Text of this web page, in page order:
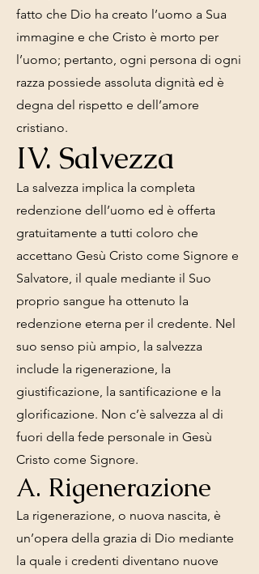
fatto che Dio ha creato l’uomo a Sua
immagine e che Cristo è morto per
l’uomo; pertanto, ogni persona di ogni
razza possiede assoluta dignità ed è
degna del rispetto e dell’amore
cristiano.
IV. Salvezza
La salvezza implica la completa
redenzione dell’uomo ed è offerta
gratuitamente a tutti coloro che
accettano Gesù Cristo come Signore e
Salvatore, il quale mediante il Suo
proprio sangue ha ottenuto la
redenzione eterna per il credente. Nel
suo senso più ampio, la salvezza
include la rigenerazione, la
giustificazione, la santificazione e la
glorificazione. Non c’è salvezza al di
fuori della fede personale in Gesù
Cristo come Signore.
A. Rigenerazione
La rigenerazione, o nuova nascita, è
un’opera della grazia di Dio mediante
la quale i credenti diventano nuove